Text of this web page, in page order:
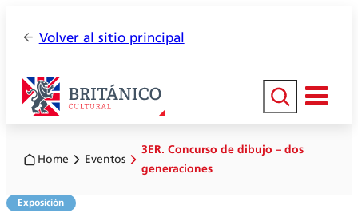
Volver al sitio principal
Buscar
Home Eventos
3ER. Concurso de dibujo – dos
generaciones
Exposición